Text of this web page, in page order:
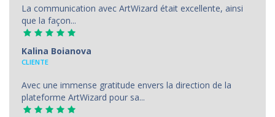
La communication avec ArtWizard était excellente, ainsi
que la façon...
Kalina Boianova
CLIENTE
Avec une immense gratitude envers la direction de la
plateforme ArtWizard pour sa...